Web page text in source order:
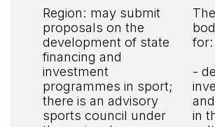
Region: may submit
proposals on the
development of state
financing and
investment
programmes in sport;
there is an advisory
sports council under
for:
-
in